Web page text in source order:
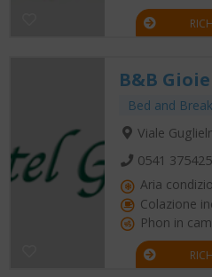
B&B
Bed and
Viale
0541 375425
Aria
Colazione
Phon in